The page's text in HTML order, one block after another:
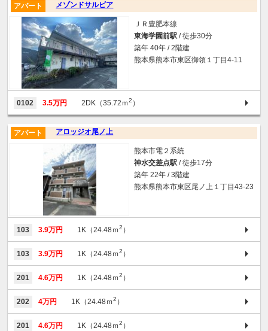
メゾンドサルビア
アパート
ＪＲ豊肥本線
東海学園前駅 / 徒歩30分
築年 40年 / 2階建
熊本県熊本市東区御領１丁目4-11
0102 3.5万円 2DK（35.72ｍ2 ）
アロッジオ尾ノ上
アパート
熊本市電２系統
神水交差点駅 / 徒歩17分
築年 22年 / 3階建
熊本県熊本市東区尾ノ上１丁目43-23
103 3.9万円 1K（24.48ｍ2 ）
103 3.9万円 1K（24.48ｍ2 ）
201 4.6万円 1K（24.48ｍ2 ）
202 4万円 1K（24.48ｍ2 ）
201 4.6万円 1K（24.48ｍ2 ）